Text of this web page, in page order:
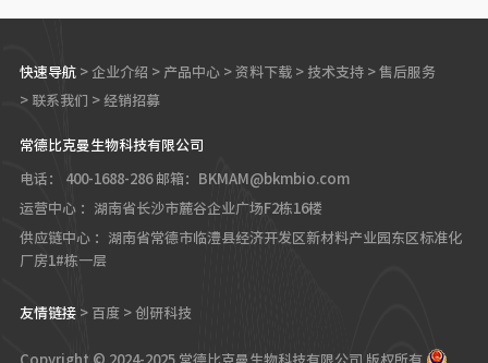
快速导航 > 企业介绍 > 产品中心 > 资料下载 > 技术支持 > 售后服务
> 联系我们 > 经销招募
常德比克曼生物科技有限公司
电话： 400-1688-286邮箱：BKMAM@bkmbio.com
运营中心 ：湖南省长沙市麓谷企业广场F2栋16楼
供应链中心 ：湖南省常德市临澧县经济开发区新材料产业园东区标准化
厂房1#栋一层
友情链接 > 百度 > 创研科技
Copyright © 2024-2025 常德比克曼生物科技有限公司 版权所有